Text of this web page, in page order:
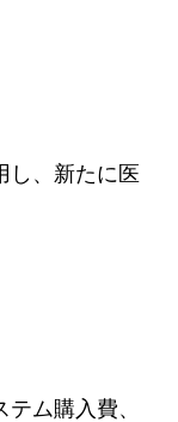
し、新たに医
ム購入費、